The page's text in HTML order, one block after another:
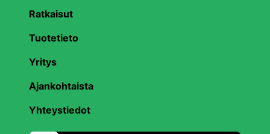
Ratkaisut
Tuotetieto
Yritys
Ajankohtaista
Yhteystiedot